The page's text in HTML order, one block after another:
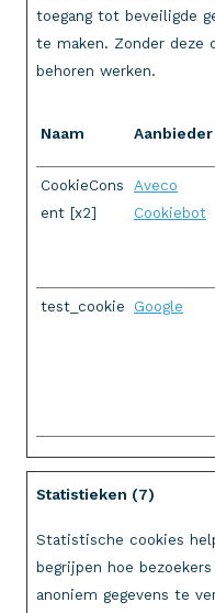
toegang tot beveiligde
te maken. Zonder deze
behoren werken.
Naam Aanbieder
CookieCons
ent [x2]
Aveco
Cookiebot
test_cookie Google
Statistieken (7)
Statistische cookies
begrijpen hoe
anoniem gegevens te